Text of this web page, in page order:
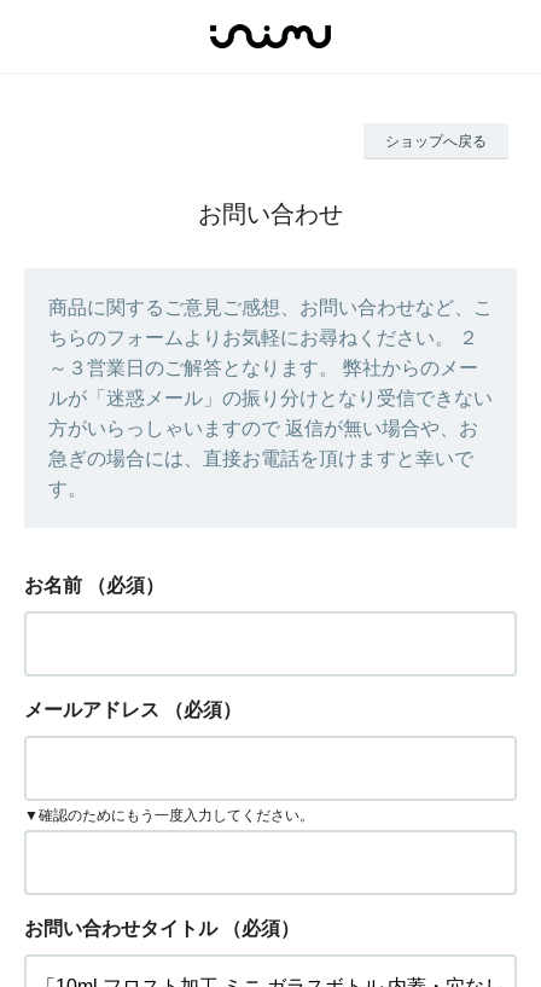
ショップへ戻る
お問い合わせ
商品に関するご意見ご感想、お問い合わせなど、こ
ちらのフォームよりお気軽にお尋ねください。 ２
～３営業日のご解答となります。 弊社からのメー
ルが「迷惑メール」の振り分けとなり受信できない
方がいらっしゃいますので 返信が無い場合や、お
急ぎの場合には、直接お電話を頂けますと幸いで
す。
お名前 （必須）
メールアドレス （必須）
▼確認のためにもう一度入力してください。
お問い合わせタイトル （必須）